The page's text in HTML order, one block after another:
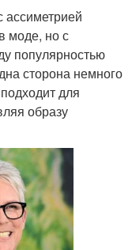
моде, но с
популярностью
сторона немного
для
образу